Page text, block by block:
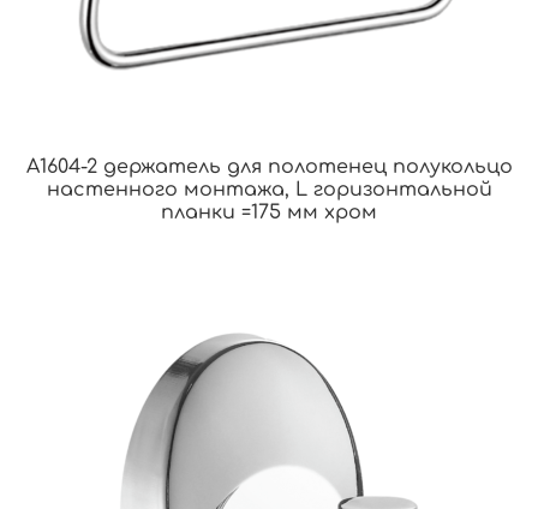
A1604-2 держатель для полотенец полукольцо
настенного монтажа, L горизонтальной
планки =175 мм хром